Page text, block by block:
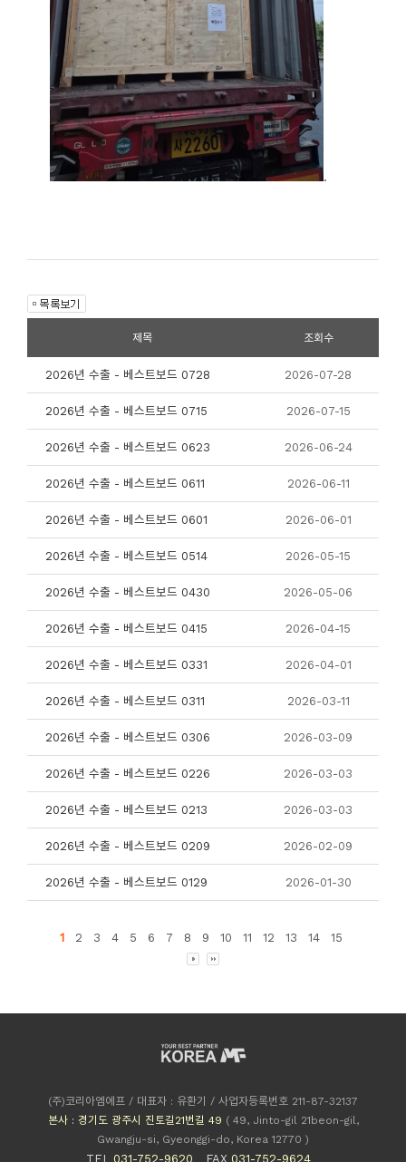
.
제목 조회수
2026년 수출 - 베스트보드 0728 2026-07-28
2026년 수출 - 베스트보드 0715 2026-07-15
2026년 수출 - 베스트보드 0623 2026-06-24
2026년 수출 - 베스트보드 0611 2026-06-11
2026년 수출 - 베스트보드 0601 2026-06-01
2026년 수출 - 베스트보드 0514 2026-05-15
2026년 수출 - 베스트보드 0430 2026-05-06
2026년 수출 - 베스트보드 0415 2026-04-15
2026년 수출 - 베스트보드 0331 2026-04-01
2026년 수출 - 베스트보드 0311 2026-03-11
2026년 수출 - 베스트보드 0306 2026-03-09
2026년 수출 - 베스트보드 0226 2026-03-03
2026년 수출 - 베스트보드 0213 2026-03-03
2026년 수출 - 베스트보드 0209 2026-02-09
2026년 수출 - 베스트보드 0129 2026-01-30
1 2 3 4 5 6 7 8 9 10 11 12 13 14 15
(주)코리아엠에프 / 대표자 : 유환기 / 사업자등록번호 211-87-32137
본사 : 경기도 광주시 진토길21번길 49 ( 49, Jinto-gil 21beon-gil,
Gwangju-si, Gyeonggi-do, Korea 12770 )
TEL 031-752-9620 FAX 031-752-9624